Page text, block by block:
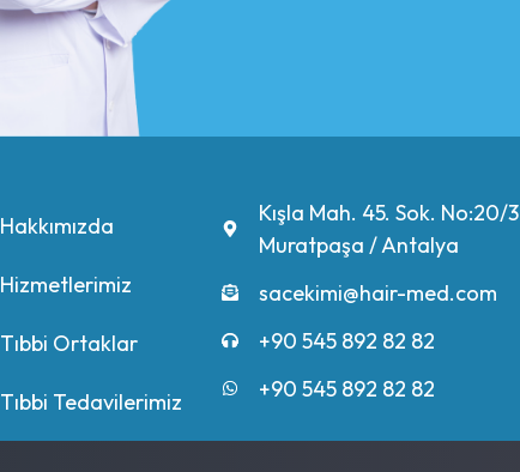
Hakkımızda
Hizmetlerimiz
Tıbbi Ortaklar
Tıbbi Tedavilerimiz
Kışla Mah. 45. Sok. No:20/3
Muratpaşa / Antalya
sacekimi@hair-med.com
+90 545 892 82 82
+90 545 892 82 82